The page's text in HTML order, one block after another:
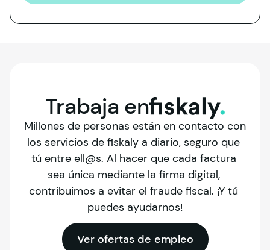
Trabaja enfiskaly.
Millones de personas están en contacto con
los servicios de fiskaly a diario, seguro que
tú entre ell@s. Al hacer que cada factura
sea única mediante la firma digital,
contribuimos a evitar el fraude fiscal. ¡Y tú
puedes ayudarnos!
Ver ofertas de empleo